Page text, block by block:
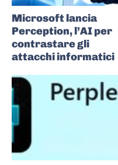
Microsoft lancia
Perception, l’AI per
contrastare gli
attacchi informatici